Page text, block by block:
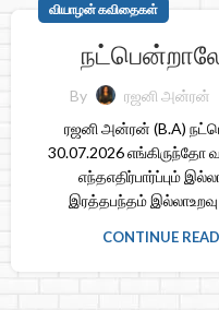
வியாழன் கவிதைகள்
By ரஜனி அன்ரன்
ரஜனி அன்ரன் (B.A)
30.07.2026
எந்தஎதிர்பார்ப்பும்
இரத்தபந்தம் இல்லாஉறவு
CONTINUE